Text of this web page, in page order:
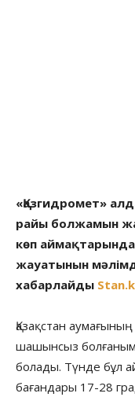
«Қазгидромет»
райы болжамын
көп
жауатынын
хабарлайды
Қазақстан
шашынсыз
болады. Түнде бұл
бағандары 17-28